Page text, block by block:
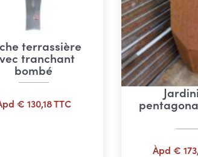
terrassière
tranchant
bombé
€ 130,18TTC
Àpd €